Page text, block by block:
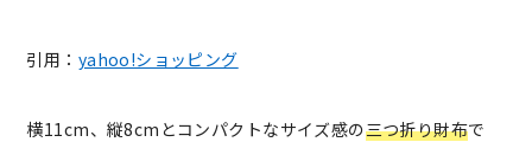
引用： yahoo!ショッピング
横11cm、縦8cmとコンパクトなサイズ感の三つ折り財布で